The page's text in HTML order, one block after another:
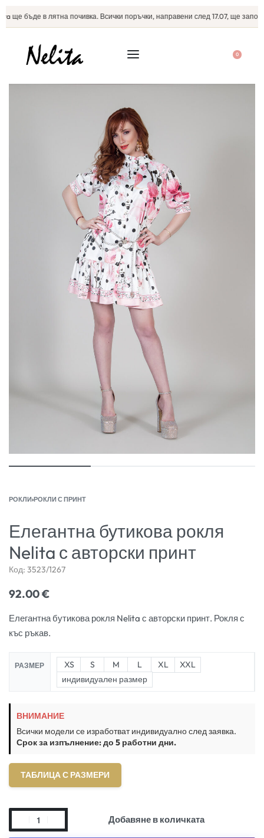
бъде в лятна почивка. Всички поръчки, направени след 17.07, ще
0
РОКЛИ›РОКЛИ С ПРИНТ
Елегантна бутикова рокля
Nelita с авторски принт
Код: 3523/1267
92.00€
Елегантна бутикова рокля Nelita с авторски принт. Рокля с
къс ръкав.
РАЗМЕР XS S M L XL
XXL
индивидуален размер
ВНИМАНИЕ
Всички модели се изработват индивидуално след заявка.
Срок за изпълнение: до 5 работни дни.
ТАБЛИЦА С РАЗМЕРИ
Добавяне в количката